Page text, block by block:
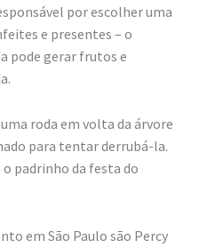
por escolher uma
e presentes – o
pode gerar frutos e
roda em volta da árvore
para tentar derrubá-la.
padrinho da festa do
em São Paulo são Percy